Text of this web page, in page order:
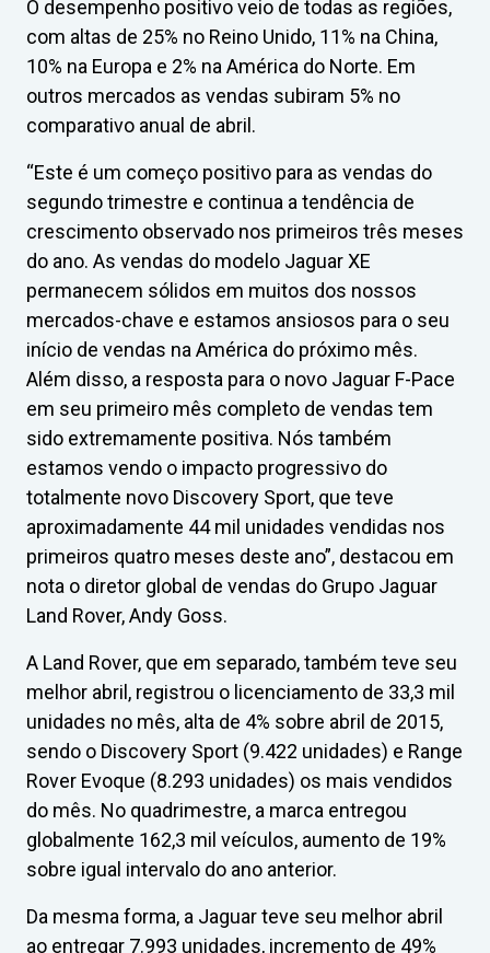
O desempenho positivo veio de todas as regiões,
com altas de 25% no Reino Unido, 11% na China,
10% na Europa e 2% na América do Norte. Em
outros mercados as vendas subiram 5% no
comparativo anual de abril.
“Este é um começo positivo para as vendas do
segundo trimestre e continua a tendência de
crescimento observado nos primeiros três meses
do ano. As vendas do modelo Jaguar XE
permanecem sólidos em muitos dos nossos
mercados-chave e estamos ansiosos para o seu
início de vendas na América do próximo mês.
Além disso, a resposta para o novo Jaguar F-Pace
em seu primeiro mês completo de vendas tem
sido extremamente positiva. Nós também
estamos vendo o impacto progressivo do
totalmente novo Discovery Sport, que teve
aproximadamente 44 mil unidades vendidas nos
primeiros quatro meses deste ano”, destacou em
nota o diretor global de vendas do Grupo Jaguar
Land Rover, Andy Goss.
A Land Rover, que em separado, também teve seu
melhor abril, registrou o licenciamento de 33,3 mil
unidades no mês, alta de 4% sobre abril de 2015,
sendo o Discovery Sport (9.422 unidades) e Range
Rover Evoque (8.293 unidades) os mais vendidos
do mês. No quadrimestre, a marca entregou
globalmente 162,3 mil veículos, aumento de 19%
sobre igual intervalo do ano anterior.
Da mesma forma, a Jaguar teve seu melhor abril
ao entregar 7.993 unidades, incremento de 49%